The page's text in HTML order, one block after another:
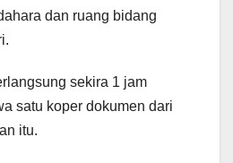
dan ruang bidang
sekira 1 jam
satu koper dokumen dari
itu.